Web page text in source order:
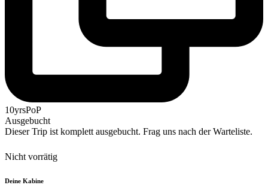
10yrsPoP
Ausgebucht
Dieser Trip ist komplett ausgebucht. Frag uns nach der Warteliste.
Nicht vorrätig
Deine Kabine